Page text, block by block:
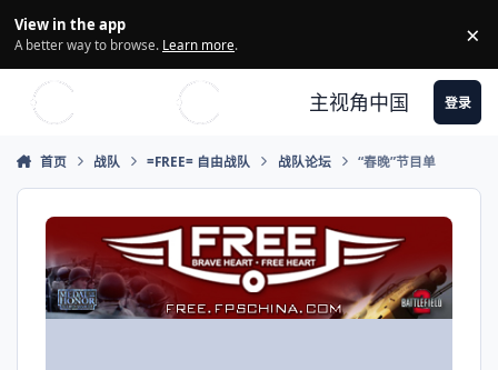
View in the app
A better way to browse. Learn more. ×
主视角中国 登录
首页 战队 =FREE= 自由战队 战队论坛 “春晚”节目单